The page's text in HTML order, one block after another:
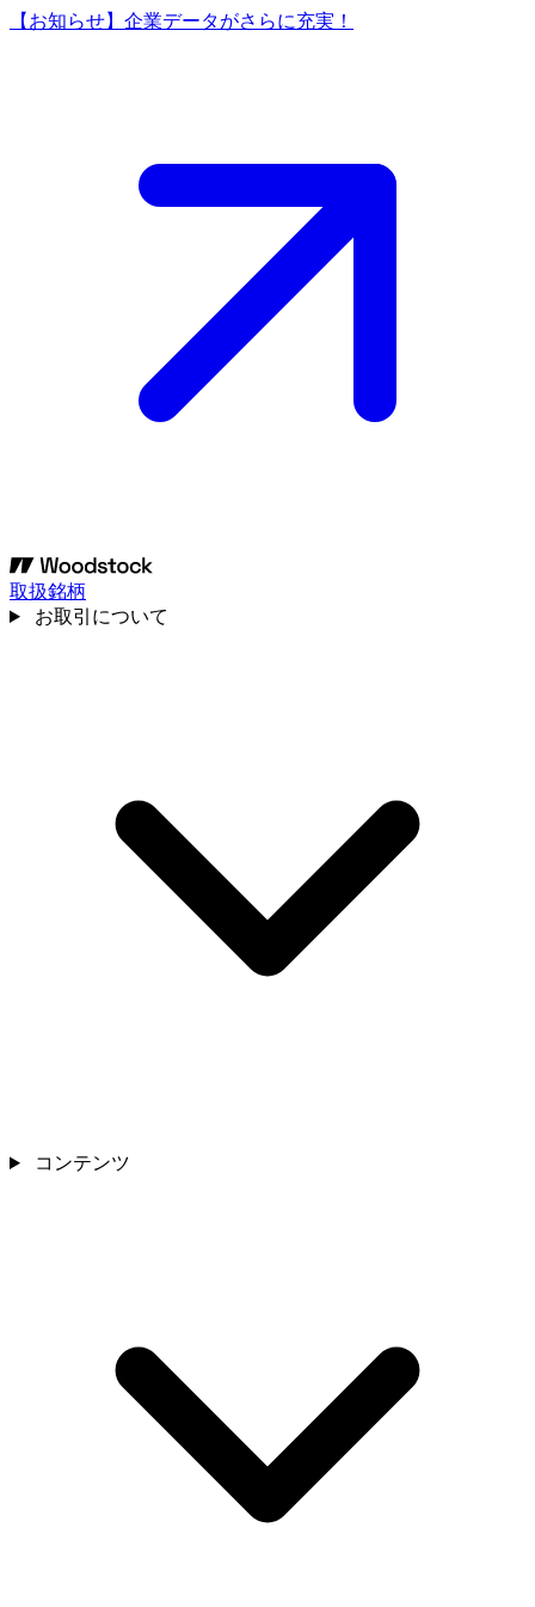
【お知らせ】企業データがさらに充実！
取扱銘柄
お取引について
コンテンツ